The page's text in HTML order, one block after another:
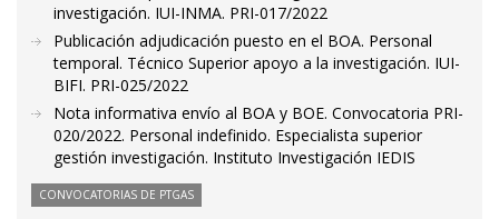
investigación. IUI-INMA. PRI-017/2022
Publicación adjudicación puesto en el BOA. Personal
temporal. Técnico Superior apoyo a la investigación. IUI-
BIFI. PRI-025/2022
Nota informativa envío al BOA y BOE. Convocatoria PRI-
020/2022. Personal indefinido. Especialista superior
gestión investigación. Instituto Investigación IEDIS
CONVOCATORIAS DE PTGAS